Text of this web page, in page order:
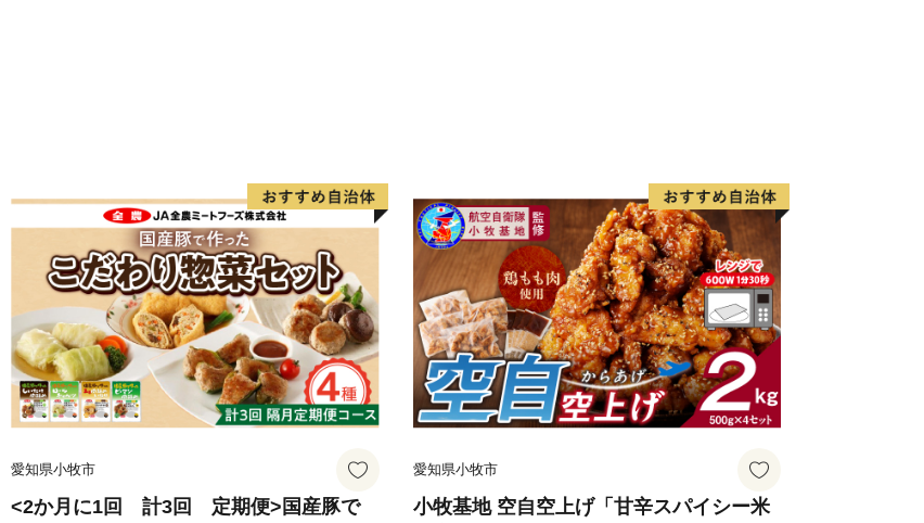
愛知県小牧市
<2か月に1回 計3回 定期便>国産豚で
愛知県小牧市
小牧基地 空自空上げ「甘辛スパイシー米